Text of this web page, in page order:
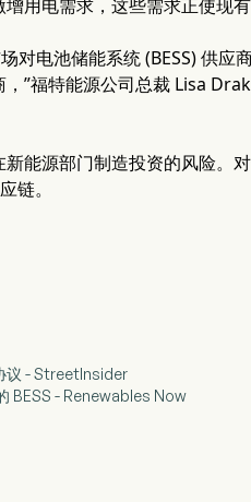
用电需求，这些需求正使现有
对电池储能系统 (BESS) 供应
”福特能源公司总裁 Lisa
能源部门制造投资的风险。
链。
议 - StreetInsider
BESS - Renewables Now